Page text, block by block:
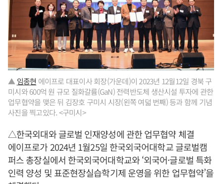
▲ 임종현 에이프로 대표이사 회장(가운데)이 2023년 12월12일 경북 구
미시와 600억 원 규모 질화갈륨(GaN) 전력반도체 생산시설 투자에 관한
업무협약을 맺은 뒤 김장호 구미시 시장(왼쪽 여덟 번째) 등과 함께 기념
사진을 찍고있다. <구미시>
△한국외대와 글로벌 인재양성에 관한 업무협약 체결
에이프로가 2024년 1월25일 한국외국어대학교 글로벌캠
퍼스 총장실에서 한국외국어대학교와 ‘외국어·글로벌 특화
인력 양성 및 표준현장실습학기제 운영을 위한 업무협약’을